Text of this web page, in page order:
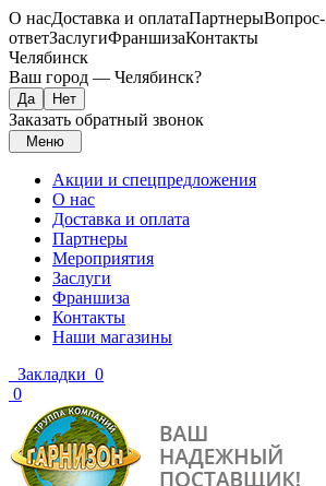
О насДоставка и оплатаПартнерыВопрос-
ответЗаслугиФраншизаКонтакты
Челябинск
Ваш город — Челябинск?
Заказать обратный звонок
Меню
Акции и спецпредложения
О нас
Доставка и оплата
Партнеры
Мероприятия
Заслуги
Франшиза
Контакты
Наши магазины
Закладки 0
0